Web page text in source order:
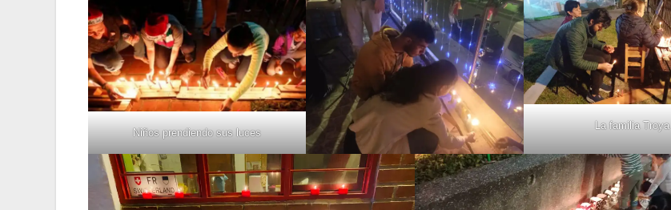
Niños prendiendo sus luces
La familia Troya